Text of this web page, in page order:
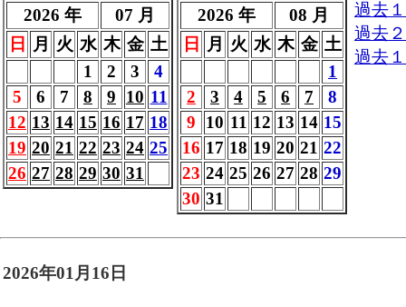
2026 年
07 月
日
月 火 水 木 金 土
1
2 3
4
5
6 7 8 9 10 11
12 13 14 15 16 17 18
19 20 21 22 23 24 25
26 27 28 29 30 31
2026 年
08 月
日
月 火 水 木 金 土
1
2
3 4 5 6 7
8
9
10 11 12 13 14 15
16 17 18 19 20 21 22
23 24 25 26 27 28 29
30 31
過去
過去
過去
2026年01月16日